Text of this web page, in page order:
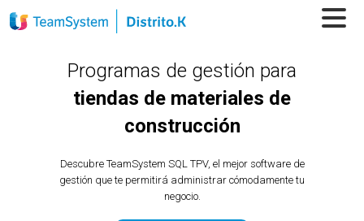
Programas de gestión para
tiendas de materiales de
construcción
Descubre TeamSystem SQL TPV, el mejor software de
gestión que te permitirá administrar cómodamente tu
negocio.